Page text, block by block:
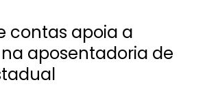
contas apoia a
aposentadoria de